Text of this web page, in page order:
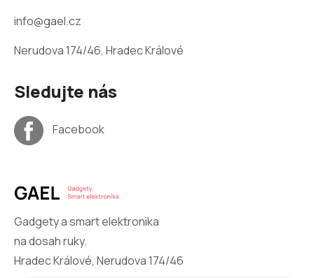
info@gael.cz
Nerudova 174/46, Hradec Králové
Sledujte nás
Facebook
Gadgety a smart elektronika
na dosah ruky.
Hradec Králové, Nerudova 174/46